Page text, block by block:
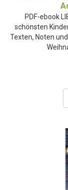
PDF-ebook
schönsten
Texten, Noten